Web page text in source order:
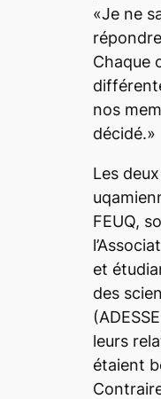
«Je ne
Chaque
nos
décidé.»
Les
FEUQ,
et
des
leurs
étaient